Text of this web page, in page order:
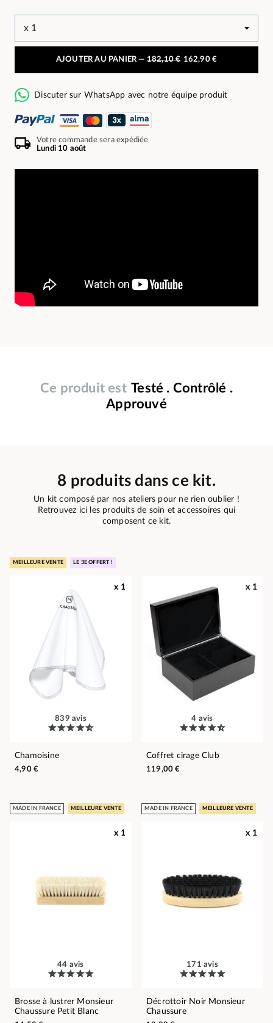
AJOUTER AU PANIER —182,10 € 162,90 €
Discuter sur WhatsApp avec notre équipe produit
Votre commande sera expédiée
Lundi 10 août
Ce produit est Testé . Contrôlé .
Approuvé
8 produits dans ce kit.
Un kit composé par nos ateliers pour ne rien oublier !
Retrouvez ici les produits de soin et accessoires qui
composent ce kit.
MEILLEURE VENTE LE 3E OFFERT !
x 1
839 avis
Chamoisine
4,90 €
x 1
4 avis
Coffret cirage Club
119,00 €
MADE IN FRANCE MEILLEURE VENTE
x 1
44 avis
Brosse à lustrer Monsieur
Chaussure Petit Blanc
MADE IN FRANCE MEILLEURE VENTE
x 1
171 avis
Décrottoir Noir Monsieur
Chaussure